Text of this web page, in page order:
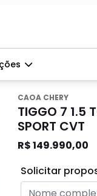
CAOA CHERY
TIGGO 7 1.5
SPORT CVT
R$ 149.990,00
Solicitar